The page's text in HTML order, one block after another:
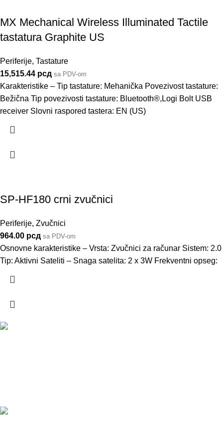
MX Mechanical Wireless Illuminated Tactile
tastatura Graphite US
Periferije, Tastature
15,515.44 рсд sa PDV-om
Karakteristike – Tip tastature: Mehanička Povezivost tastature:
Bežična Tip povezivosti tastature: Bluetooth®,Logi Bolt USB
receiver Slovni raspored tastera: EN (US)
SP-HF180 crni zvučnici
Periferije, Zvučnici
964.00 рсд sa PDV-om
Osnovne karakteristike – Vrsta: Zvučnici za računar Sistem: 2.0
Tip: Aktivni Sateliti – Snaga satelita: 2 x 3W Frekventni opseg: